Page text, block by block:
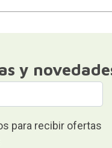
y
para recibir ofertas